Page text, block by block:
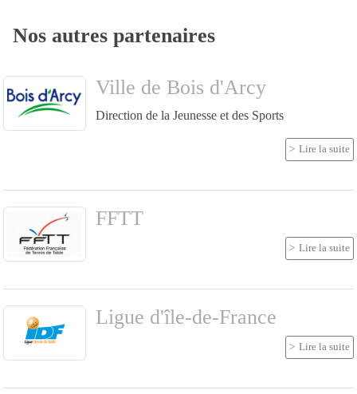
Nos autres partenaires
Ville de Bois d'Arcy
Direction de la Jeunesse et des Sports
Lire la suite
FFTT
Lire la suite
Ligue d'île-de-France
Lire la suite